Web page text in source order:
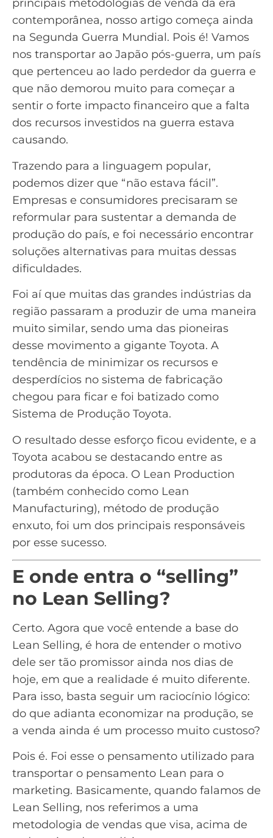
principais metodologias de venda da era
contemporânea, nosso artigo começa ainda
na Segunda Guerra Mundial. Pois é! Vamos
nos transportar ao Japão pós-guerra, um país
que pertenceu ao lado perdedor da guerra e
que não demorou muito para começar a
sentir o forte impacto financeiro que a falta
dos recursos investidos na guerra estava
causando.
Trazendo para a linguagem popular,
podemos dizer que “não estava fácil”.
Empresas e consumidores precisaram se
reformular para sustentar a demanda de
produção do país, e foi necessário encontrar
soluções alternativas para muitas dessas
dificuldades.
Foi aí que muitas das grandes indústrias da
região passaram a produzir de uma maneira
muito similar, sendo uma das pioneiras
desse movimento a gigante Toyota. A
tendência de minimizar os recursos e
desperdícios no sistema de fabricação
chegou para ficar e foi batizado como
Sistema de Produção Toyota.
O resultado desse esforço ficou evidente, e a
Toyota acabou se destacando entre as
produtoras da época. O Lean Production
(também conhecido como Lean
Manufacturing), método de produção
enxuto, foi um dos principais responsáveis
por esse sucesso.
E onde entra o “selling”
no Lean Selling?
Certo. Agora que você entende a base do
Lean Selling, é hora de entender o motivo
dele ser tão promissor ainda nos dias de
hoje, em que a realidade é muito diferente.
Para isso, basta seguir um raciocínio lógico:
do que adianta economizar na produção, se
a venda ainda é um processo muito custoso?
Pois é. Foi esse o pensamento utilizado para
transportar o pensamento Lean para o
marketing. Basicamente, quando falamos de
Lean Selling, nos referimos a uma
metodologia de vendas que visa, acima de